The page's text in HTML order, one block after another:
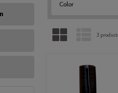
Color
PARRILLA LISTA
3